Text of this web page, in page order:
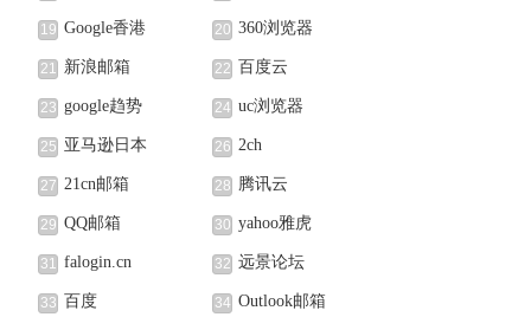
19 Google香港 20 360浏览器
21 新浪邮箱 22 百度云
23 google趋势 24 uc浏览器
25 亚马逊日本 26 2ch
27 21cn邮箱 28 腾讯云
29 QQ邮箱 30 yahoo雅虎
31 falogin.cn 32 远景论坛
33 百度 34 Outlook邮箱